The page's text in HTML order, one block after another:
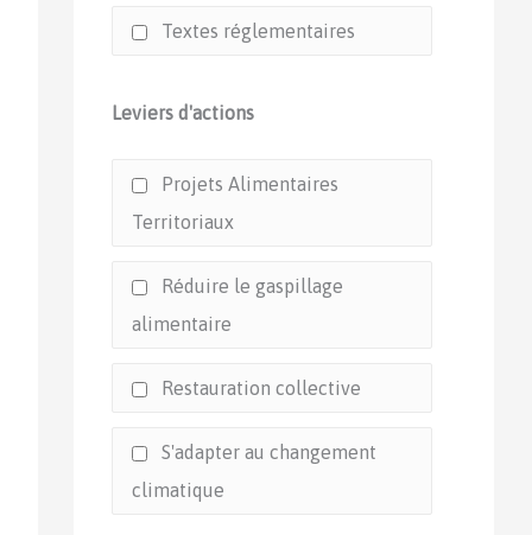
Textes réglementaires
Leviers d'actions
Projets Alimentaires
Territoriaux
Réduire le gaspillage
alimentaire
Restauration collective
S'adapter au changement
climatique